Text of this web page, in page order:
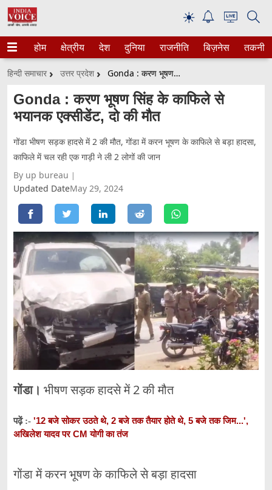
☀
होम क्षेत्रीय देश दुनिया राजनीति बिज़नेस तकनीक
हिन्दी समाचार उत्तर प्रदेश Gonda : करण भूषण सिंह के काफिले से भयानक एक्सीडेंट, दो की मौत
Gonda : करण भूषण सिंह के काफिले से
भयानक एक्सीडेंट, दो की मौत
गोंडा भीषण सड़क हादसे में 2 की मौत, गोंडा में करन भूषण के काफिले से बड़ा हादसा,
काफिले में चल रही एक गाड़ी ने ली 2 लोगों की जान
By up bureau
Updated DateMay 29, 2024
गोंडा। भीषण सड़क हादसे में 2 की मौत
पढ़ें :- '12 बजे सोकर उठते थे, 2 बजे तक तैयार होते थे, 5 बजे तक जिम...',
अखिलेश यादव पर CM योगी का तंज
गोंडा में करन भूषण के काफिले से बड़ा हादसा